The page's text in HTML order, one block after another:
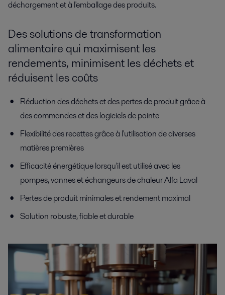
déchargement et à l'emballage des produits.
Des solutions de transformation
alimentaire qui maximisent les
rendements, minimisent les déchets et
réduisent les coûts
Réduction des déchets et des pertes de produitgrâce à
des commandes et des logiciels de pointe
Flexibilité des recettesgrâce à l'utilisation de diverses
matières premières
Efficacité énergétiquelorsqu'il est utilisé avec les
pompes, vannes et échangeurs de chaleur Alfa Laval
Pertes de produit minimalesetrendement maximal
Solution robuste,fiable et durable